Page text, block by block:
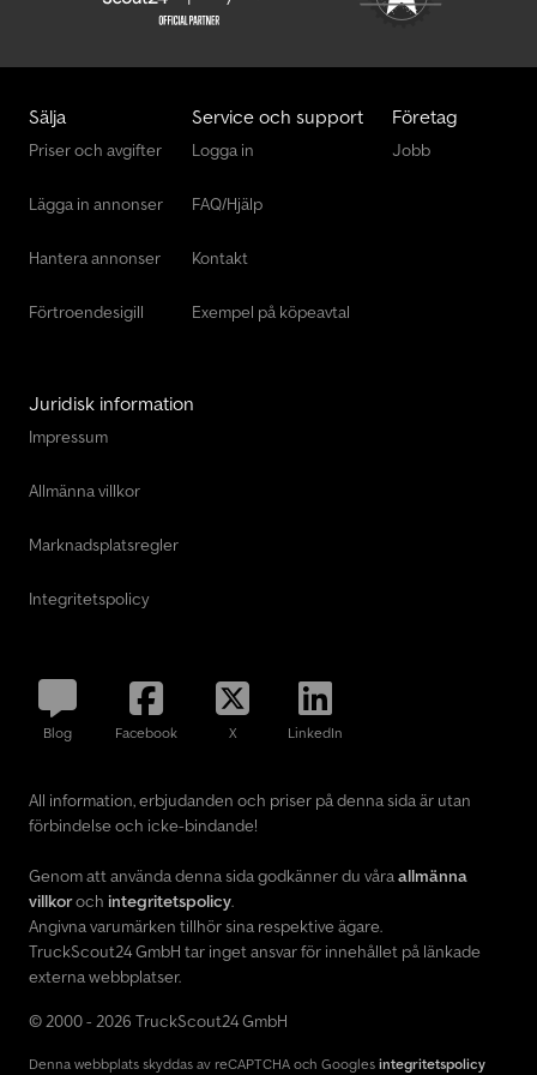
Sälja
Priser och avgifter
Lägga in annonser
Hantera annonser
Förtroendesigill
Service och support
Logga in
FAQ/Hjälp
Kontakt
Exempel på köpeavtal
Företag
Jobb
Juridisk information
Impressum
Allmänna villkor
Marknadsplatsregler
Integritetspolicy
Blog Facebook X LinkedIn
All information, erbjudanden och priser på denna sida är utan
förbindelse och icke-bindande!
Genom att använda denna sida godkänner du våraallmänna
villkoroch integritetspolicy.
Angivna varumärken tillhör sina respektive ägare.
TruckScout24 GmbH tar inget ansvar för innehållet på länkade
externa webbplatser.
© 2000 - 2026 TruckScout24 GmbH
Denna webbplats skyddas av reCAPTCHA och Googles integritetspolicy